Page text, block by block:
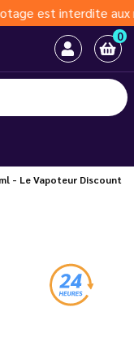
aux moins
0
- Le Vapoteur Discount